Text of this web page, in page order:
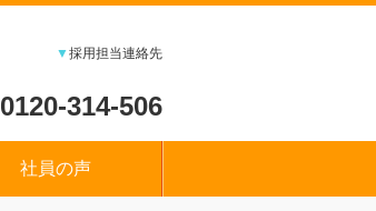
▼採用担当連絡先
0120-314-506
社員の声